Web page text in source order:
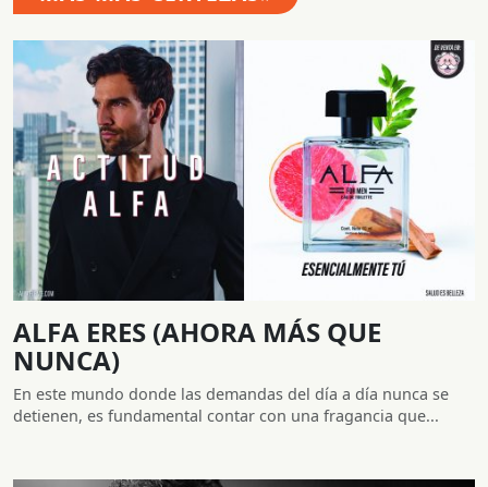
ALFA ERES (AHORA MÁS QUE
NUNCA)
En este mundo donde las demandas del día a día nunca se
detienen, es fundamental contar con una fragancia que...